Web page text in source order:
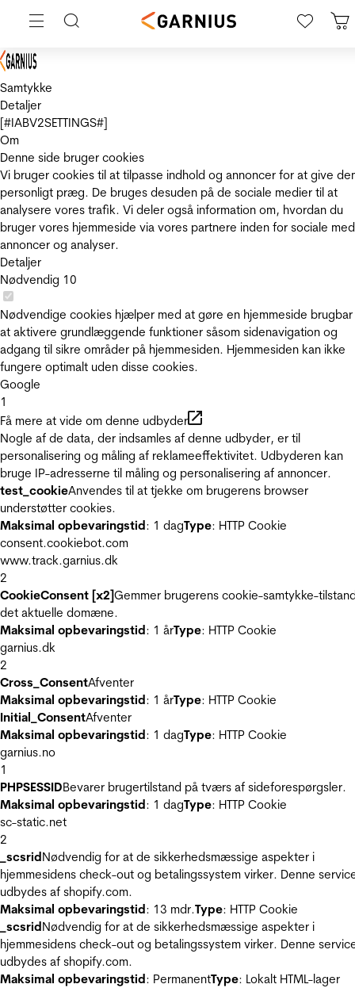
Samtykke
Detaljer
[#IABV2SETTINGS#]
Om
Denne side bruger cookies
Vi bruger cookies til at tilpasse indhold og annoncer for at give
personligt præg. De bruges desuden på de sociale medier til at
analysere vores trafik. Vi deler også information om, hvordan du
bruger vores hjemmeside via vores partnere inden for sociale
annoncer og analyser.
Detaljer
Nødvendig 10
Nødvendige cookies hjælper med at gøre en hjemmeside
at aktivere grundlæggende funktioner såsom sidenavigation og
adgang til sikre områder på hjemmesiden. Hjemmesiden kan ikke
fungere optimalt uden disse cookies.
Google
1
Få mere at vide om denne udbyder
Nogle af de data, der indsamles af denne udbyder, er til
personalisering og måling af reklameeffektivitet. Udbyderen kan
bruge IP-adresserne til måling og personalisering af annoncer.
test_cookieAnvendes til at tjekke om brugerens browser
understøtter cookies.
Maksimal opbevaringstid: 1 dagType: HTTP Cookie
consent.cookiebot.com
www.track.garnius.dk
2
CookieConsent [x2]Gemmer brugerens cookie-samtykke-
det aktuelle domæne.
Maksimal opbevaringstid: 1 årType: HTTP Cookie
garnius.dk
2
Cross_ConsentAfventer
Maksimal opbevaringstid: 1 årType: HTTP Cookie
Initial_ConsentAfventer
Maksimal opbevaringstid: 1 dagType: HTTP Cookie
garnius.no
1
PHPSESSIDBevarer brugertilstand på tværs af sideforespørgsler.
Maksimal opbevaringstid: 1 dagType: HTTP Cookie
sc-static.net
2
_scsridNødvendig for at de sikkerhedsmæssige aspekter i
hjemmesidens check-out og betalingssystem virker. Denne
udbydes af shopify.com.
Maksimal opbevaringstid: 13 mdr.Type: HTTP Cookie
_scsridNødvendig for at de sikkerhedsmæssige aspekter i
hjemmesidens check-out og betalingssystem virker. Denne
udbydes af shopify.com.
Maksimal opbevaringstid: PermanentType: Lokalt HTML-lager